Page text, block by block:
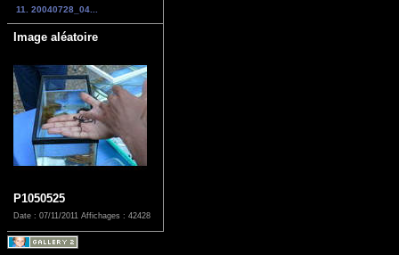
11. 20040728_04...
Image aléatoire
P1050525
Date : 07/11/2011 Affichages : 42428